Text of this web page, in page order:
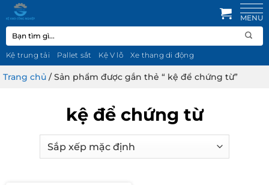
qua
nội
dung
Tìm
kiếm:
Kệ trung tải Pallet sắt Kệ V lỗ Xe thang di động
Trang chủ /Sản phẩm được gắn thẻ “ kệ để chứng từ”
kệ để chứng từ